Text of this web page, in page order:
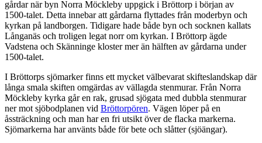
gårdar när byn Norra Möckleby uppgick i Bröttorp i början av
1500-talet. Detta innebar att gårdarna flyttades från moderbyn och
kyrkan på landborgen. Tidigare hade både byn och socknen kallats
Långanäs och troligen legat norr om kyrkan. I Bröttorp ägde
Vadstena och Skänninge kloster mer än hälften av gårdarna under
1500-talet.
I Bröttorps sjömarker finns ett mycket välbevarat skifteslandskap där
långa smala skiften omgärdas av vällagda stenmurar. Från Norra
Möckleby kyrka går en rak, grusad sjögata med dubbla stenmurar
ner mot sjöbodplanen vid Bröttorpören. Vägen löper på en
åssträckning och man har en fri utsikt över de flacka markerna.
Sjömarkerna har använts både för bete och slåtter (sjöängar).